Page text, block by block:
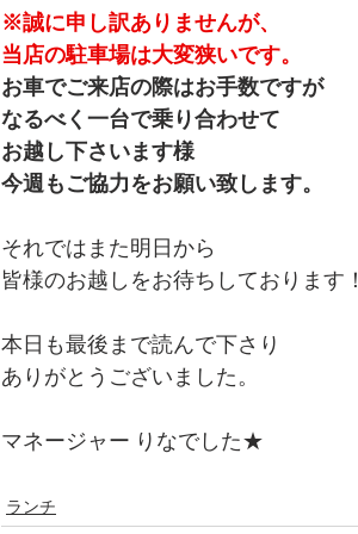
※誠に申し訳ありませんが、
当店の駐車場は大変狭いです。
お車でご来店の際はお手数ですが
なるべく一台で乗り合わせて
お越し下さいます様
今週もご協力をお願い致します。
それではまた明日から
皆様のお越しをお待ちしております！
本日も最後まで読んで下さり
ありがとうございました。
マネージャー りなでした★
ランチ